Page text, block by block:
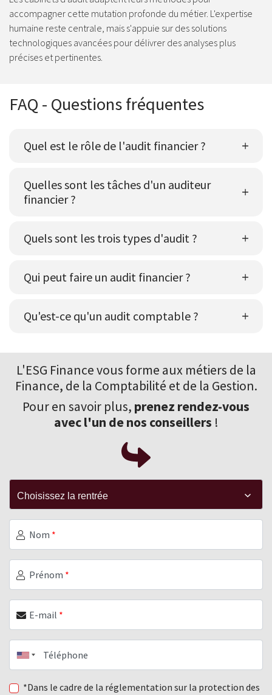
accompagner cette mutation profonde du métier. L'expertise
humaine reste centrale, mais s'appuie sur des solutions
technologiques avancées pour délivrer des analyses plus
précises et pertinentes.
FAQ - Questions fréquentes
Quel est le rôle de l'audit financier ?
Quelles sont les tâches d'un auditeur
financier ?
Quels sont les trois types d'audit ?
Qui peut faire un audit financier ?
Qu'est-ce qu'un audit comptable ?
L'ESG Finance vous forme aux métiers de la
Finance, de la Comptabilité et de la Gestion.
Pour en savoir plus, prenez rendez-vous
avec l'un de nos conseillers !
Nom *
Prénom *
E-mail *
Téléphone
*Dans le cadre de la réglementation sur la protection des